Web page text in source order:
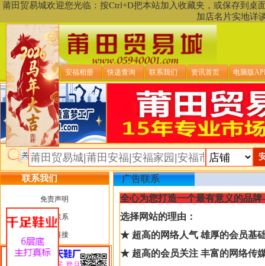
莆田贸易城欢迎您光临：按Ctrl+D把本站加入收藏夹，或保存到
加店名片实地详
贸易城首页 安福相册 快递查询 联系我们 资讯首页 电脑版
联系我们
免责声明
广告联系
友情链接
广告联系
全心为您打造一个最有意义的品牌
选择网站的理由：
★ 超高的网络人气 雄厚的会员基
★ 超高的会员关注 丰富的网络传